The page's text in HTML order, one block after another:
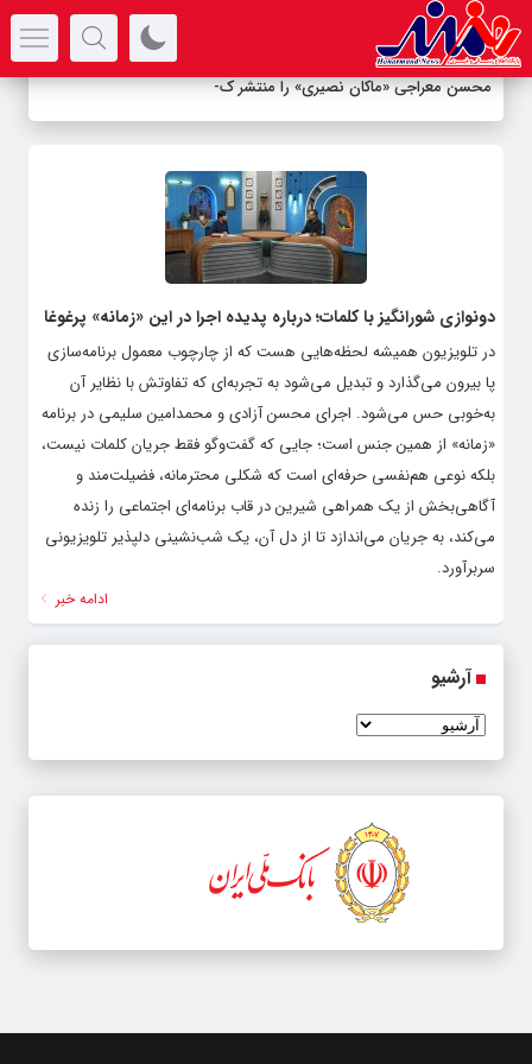
محسن معراجی «ماکان نصیری» را منتشر کرد
دونوازی شورانگیز با کلمات؛ درباره پدیده اجرا در این «زمانه» پرغوغا
در تلویزیون همیشه لحظه‌هایی هست که از چارچوب معمول برنامه‌سازی
پا بیرون می‌گذارد و تبدیل می‌شود به تجربه‌ای که تفاوتش با نظایر آن
به‌خوبی حس می‌شود. اجرای محسن آزادی و محمدامین سلیمی در برنامه
«زمانه» از همین جنس است؛ جایی که گفت‌وگو فقط جریان کلمات نیست،
بلکه نوعی هم‌نفسی حرفه‌ای است که شکلی محترمانه، فضیلت‌مند و
آگاهی‌بخش از یک همراهی شیرین در قاب برنامه‌ای اجتماعی را زنده
می‌کند، به جریان می‌اندازد تا از دل آن، یک شب‌نشینی دلپذیر تلویزیونی
سربر‌آورد.
ادامه خبر
آرشیو